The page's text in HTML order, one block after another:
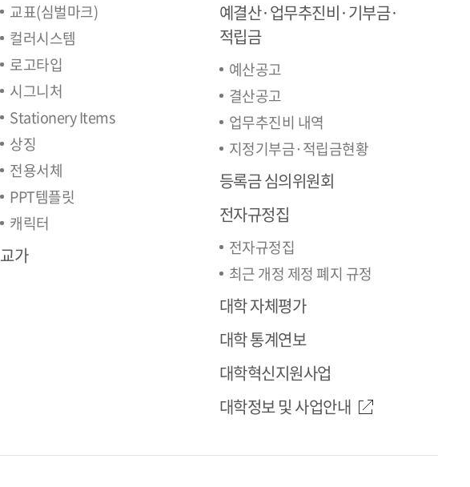
교표(심벌마크)
컬러시스템
로고타입
시그니처
Stationery Items
상징
전용서체
PPT템플릿
캐릭터
교가
예결산·업무추진비·기부금·
적립금
예산공고
결산공고
업무추진비 내역
지정기부금·적립금현황
등록금 심의위원회
전자규정집
전자규정집
최근 개정 제정 폐지 규정
대학 자체평가
대학 통계연보
대학혁신지원사업
대학정보 및 사업안내